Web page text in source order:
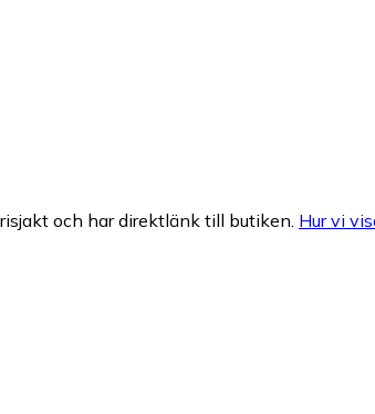
och har direktlänk till butiken. Hur vi